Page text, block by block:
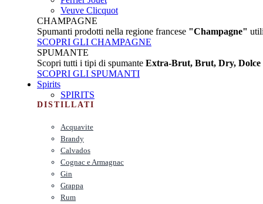
Veuve Clicquot
CHAMPAGNE
Spumanti prodotti nella regione francese "Champagne"
SCOPRI GLI CHAMPAGNE
SPUMANTE
Scopri tutti i tipi di spumante Extra-Brut, Brut, Dry, Dolce
SCOPRI GLI SPUMANTI
Spirits
SPIRITS
DISTILLATI
Acquavite
Brandy
Calvados
Cognac e Armagnac
Gin
Grappa
Rum